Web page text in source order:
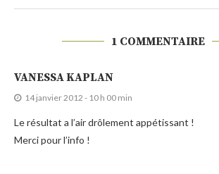
1 COMMENTAIRE
VANESSA KAPLAN
14 janvier 2012 - 10 h 00 min
Le résultat a l’air drôlement appétissant !
Merci pour l’info !